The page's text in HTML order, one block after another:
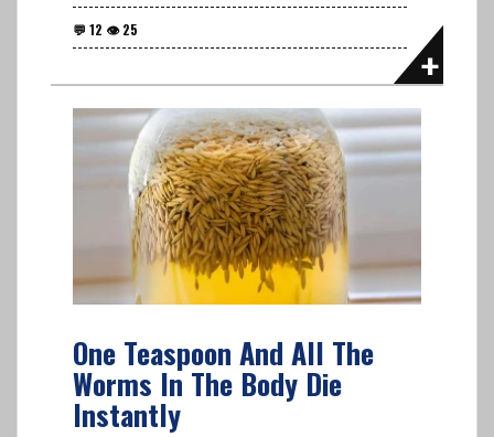
One Teaspoon And All The
Worms In The Body Die
Instantly